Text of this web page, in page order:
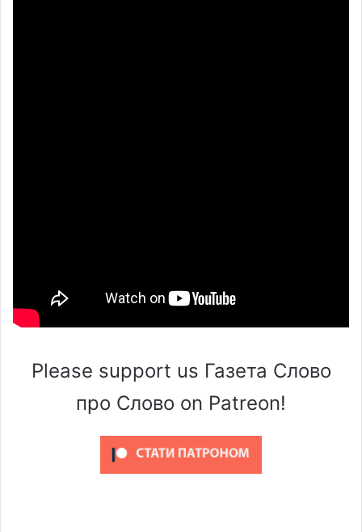
Please support us Газета Слово
про Слово on Patreon!